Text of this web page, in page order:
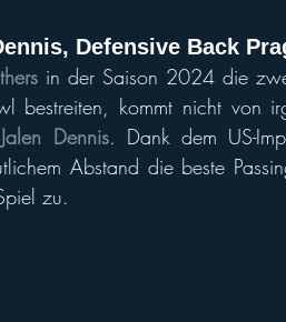
Defensive Back
in der Saison 2024 die
bestreiten, kommt nicht von
Dennis. Dank dem US-
Abstand die beste
zu.